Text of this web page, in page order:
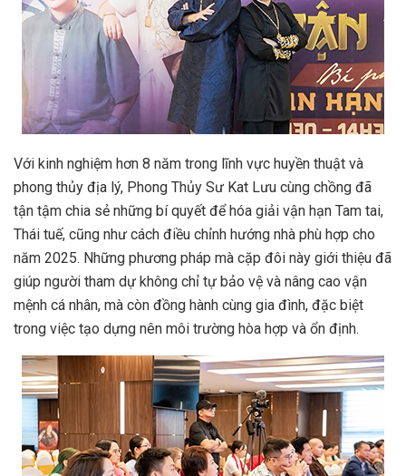
Với kinh nghiệm hơn 8 năm trong lĩnh vực huyền thuật và
phong thủy địa lý, Phong Thủy Sư Kat Lưu cùng chồng đã
tận tậm chia sẻ những bí quyết để hóa giải vận hạn Tam tai,
Thái tuế, cũng như cách điều chỉnh hướng nhà phù hợp cho
năm 2025. Những phương pháp mà cặp đôi này giới thiệu đã
giúp người tham dự không chỉ tự bảo vệ và nâng cao vận
mệnh cá nhân, mà còn đồng hành cùng gia đình, đặc biệt
trong việc tạo dựng nên môi trường hòa hợp và ổn định.